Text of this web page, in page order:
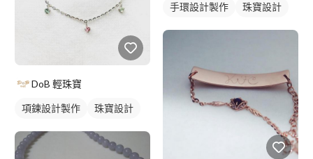
DoB 輕珠寶
項鍊設計製作 珠寶設計
手環設計製作 珠寶設計